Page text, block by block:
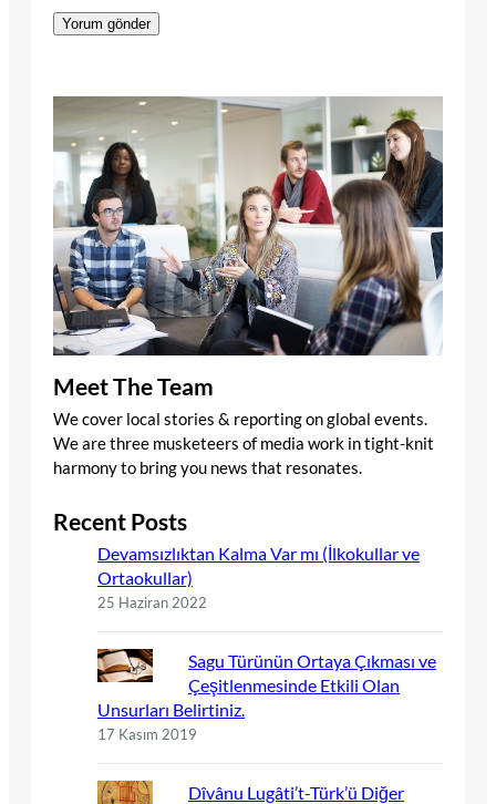
Meet The Team
We cover local stories & reporting on global events.
We are three musketeers of media work in tight-knit
harmony to bring you news that resonates.
Recent Posts
Devamsızlıktan Kalma Var mı (İlkokullar ve
Ortaokullar)
25 Haziran 2022
Sagu Türünün Ortaya Çıkması ve
Çeşitlenmesinde Etkili Olan
Unsurları Belirtiniz.
17 Kasım 2019
Dîvânu Lugâti’t-Türk’ü Diğer